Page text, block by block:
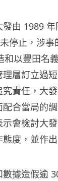
由 1989
停止，涉事
以豐田名
層訂立過
責任，大
合當局的
會檢討大
度，並作
據造假逾